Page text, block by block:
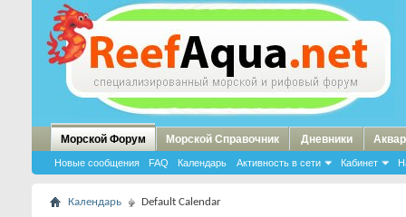
Морской Форум
Новые сообщения FAQ Календарь Активность в сети Кабинет
Морской Справочник Дневники
Календарь Default Calendar